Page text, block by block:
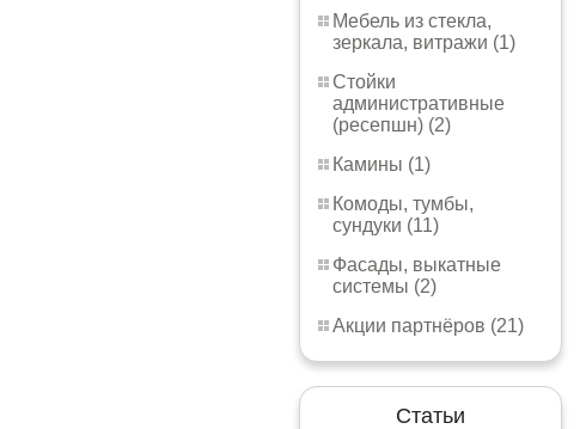
Мебель из стекла,
зеркала, витражи (1)
Стойки
административные
(ресепшн) (2)
Камины (1)
Комоды, тумбы,
сундуки (11)
Фасады, выкатные
системы (2)
Акции партнёров (21)
Статьи